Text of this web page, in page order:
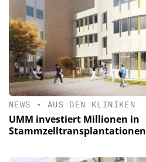
NEWS • AUS DEN KLINIKEN
UMM investiert Millionen in
Stammzelltransplantationen